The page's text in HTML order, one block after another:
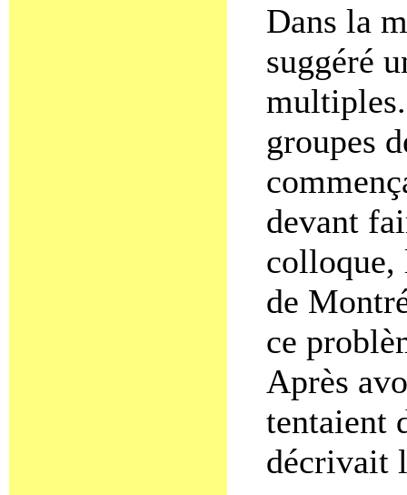
Dans la
suggéré
groupes
devant
colloque,
de
ce
Après
tentaient
décrivait